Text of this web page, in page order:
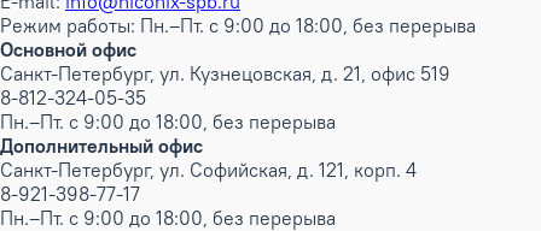
Режим работы: Пн.–Пт. с 9:00 до 18:00, без перерыва
Основной офис
Санкт-Петербург, ул. Кузнецовская, д. 21, офис 519
8-812-324-05-35
Пн.–Пт. с 9:00 до 18:00, без перерыва
Дополнительный офис
Санкт-Петербург, ул. Софийская, д. 121, корп. 4
8-921-398-77-17
Пн.–Пт. с 9:00 до 18:00, без перерыва